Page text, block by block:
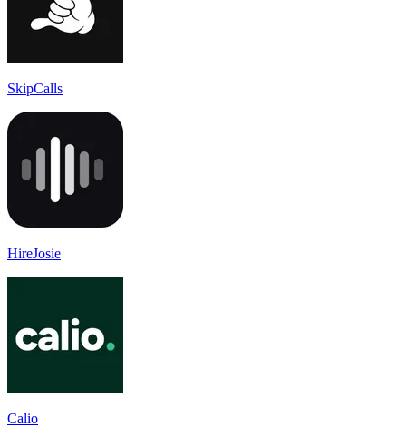
SkipCalls
HireJosie
Calio